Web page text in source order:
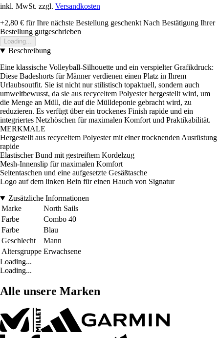
inkl. MwSt. zzgl. Versandkosten
+2,80 € für Ihre nächste Bestellung geschenkt Nach Bestätigung Ihrer
Bestellung gutgeschrieben
Loading...
Beschreibung
Eine klassische Volleyball-Silhouette und ein verspielter Grafikdruck:
Diese Badeshorts für Männer verdienen einen Platz in Ihrem
Urlaubsoutfit. Sie ist nicht nur stilistisch topaktuell, sondern auch
umweltbewusst, da sie aus recyceltem Polyester hergestellt wird, um
die Menge an Müll, die auf die Mülldeponie gebracht wird, zu
reduzieren. Es verfügt über ein trockenes Finish rapide und ein
integriertes Netzhöschen für maximalen Komfort und Praktikabilität.
MERKMALE
Hergestellt aus recyceltem Polyester mit einer trocknenden Ausrüstung
rapide
Elastischer Bund mit gestreiftem Kordelzug
Mesh-Innenslip für maximalen Komfort
Seitentaschen und eine aufgesetzte Gesäßtasche
Logo auf dem linken Bein für einen Hauch von Signatur
Zusätzliche Informationen
Marke
North Sails
Farbe
Combo 40
Farbe
Blau
Geschlecht
Mann
Altersgruppe Erwachsene
Loading...
Loading...
Alle unsere Marken